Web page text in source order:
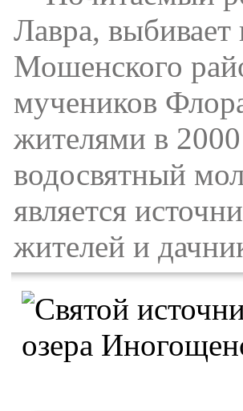
Лавра, выбивает
Мошенского
мучеников
жителями в 2000
водосвятный
является
жителей и